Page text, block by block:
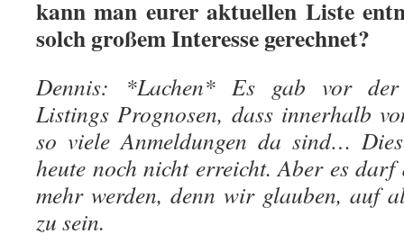
kann man eurer aktuellen Liste
solch großem Interesse gerechnet?
Dennis: *Lachen* Es gab vor der
Listings Prognosen, dass innerhalb
so viele Anmeldungen da sind…
heute noch nicht erreicht. Aber es darf
mehr werden, denn wir glauben, auf
zu sein.